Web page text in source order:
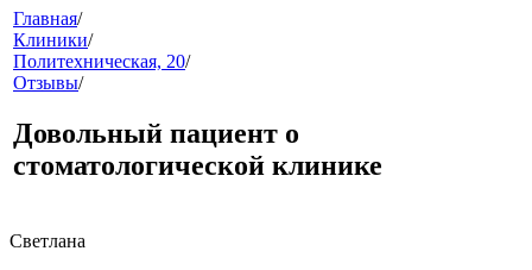
меню
звонок
Главная/
Клиники/
Политехническая, 20/
Отзывы/
Довольный пациент о
стоматологической клинике
Светлана